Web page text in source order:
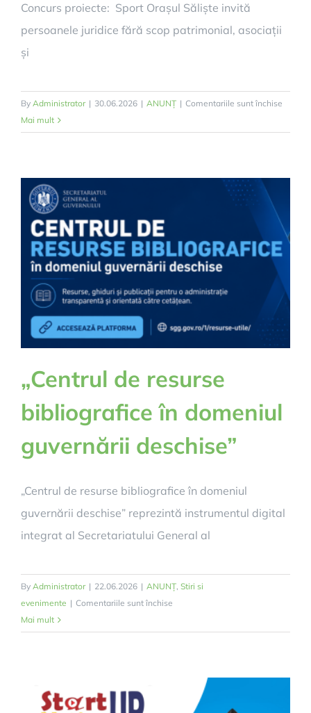
Concurs proiecte: Sport Orașul Săliște invită
persoanele juridice fără scop patrimonial, asociații
și
By Administrator | 30.06.2026 | ANUNȚ | Comentariile sunt închise
Mai mult
„Centrul de resurse
bibliografice în domeniul
guvernării deschise”
„Centrul de resurse bibliografice în domeniul
guvernării deschise” reprezintă instrumentul digital
integrat al Secretariatului General al
By Administrator | 22.06.2026 | ANUNȚ, Stiri si
evenimente | Comentariile sunt închise
de
domeniul
Mai mult